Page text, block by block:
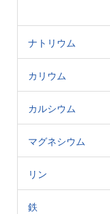
ナトリウム
カリウム
カルシウム
マグネシウム
リン
鉄